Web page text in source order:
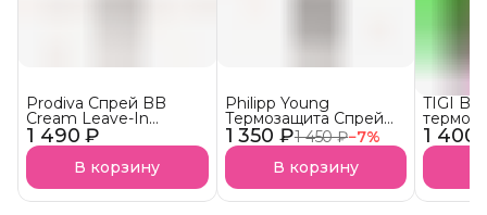
1 490 ₽
Prodiva Спрей BB
Cream Leave-In
Универсальная
кремовая
термозащита для
волос
В корзину
1 350 ₽1 450 ₽−7%
Philipp Young
Термозащита Спрей
Thermal Protection
Hair Spray - Glow
В корзину
1 400
TIGI